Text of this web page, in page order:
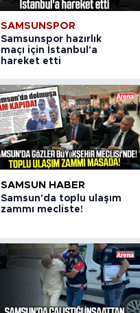
SAMSUNSPOR
Samsunspor hazırlık
maçı için İstanbul'a
hareket etti
SAMSUN HABER
Samsun'da toplu ulaşım
zammı mecliste!